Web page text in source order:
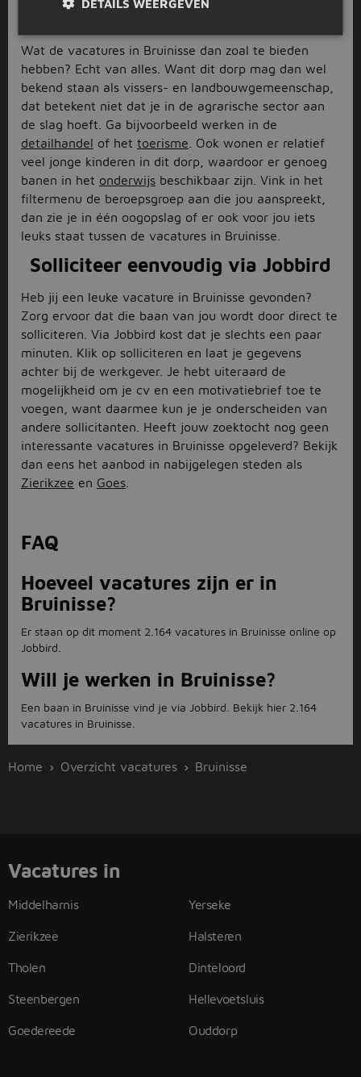
Wat de vacatures in Bruinisse dan zoal te bieden
hebben? Echt van alles. Want dit dorp mag dan wel
bekend staan als vissers- en landbouwgemeenschap,
dat betekent niet dat je in de agrarische sector aan
de slag hoeft. Ga bijvoorbeeld werken in de
detailhandel of het toerisme . Ook wonen er relatief
veel jonge kinderen in dit dorp, waardoor er genoeg
banen in het onderwijs beschikbaar zijn. Vink in het
filtermenu de beroepsgroep aan die jou aanspreekt,
dan zie je in één oogopslag of er ook voor jou iets
leuks staat tussen de vacatures in Bruinisse.
Solliciteer eenvoudig via Jobbird
Heb jij een leuke vacature in Bruinisse gevonden?
Zorg ervoor dat die baan van jou wordt door direct te
solliciteren. Via Jobbird kost dat je slechts een paar
minuten. Klik op solliciteren en laat je gegevens
achter bij de werkgever. Je hebt uiteraard de
mogelijkheid om je cv en een motivatiebrief toe te
voegen, want daarmee kun je je onderscheiden van
andere sollicitanten. Heeft jouw zoektocht nog geen
interessante vacatures in Bruinisse opgeleverd? Bekijk
dan eens het aanbod in nabijgelegen steden als
Zierikzee en Goes
FAQ
Hoeveel vacatures zijn er in
Bruinisse?
Er staan op dit moment 2.164 vacatures in Bruinisse online op
Jobbird.
Will je werken in Bruinisse?
Een baan in Bruinisse vind je via Jobbird. Bekijk hier 2.164
vacatures in Bruinisse.
Home Overzicht vacatures Bruinisse
Vacatures in
Middelharnis
Zierikzee
Tholen
Steenbergen
Goedereede
Yerseke
Halsteren
Dinteloord
Hellevoetsluis
Ouddorp
DETAILS WEERGEVEN